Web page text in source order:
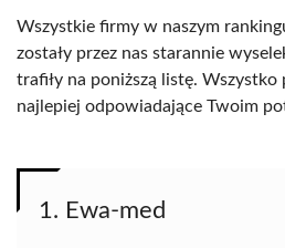
Wszystkie firmy w naszym
zostały przez nas starannie
trafiły na poniższą listę.
najlepiej odpowiadające Twoim
1. Ewa-med